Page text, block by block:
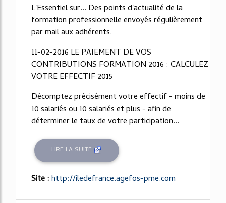
L'Essentiel sur... Des points d'actualité de la
formation professionnelle envoyés régulièrement
par mail aux adhérents.
11-02-2016 LE PAIEMENT DE VOS
CONTRIBUTIONS FORMATION 2016 : CALCULEZ
VOTRE EFFECTIF 2015
Décomptez précisément votre effectif - moins de
10 salariés ou 10 salariés et plus - afin de
déterminer le taux de votre participation...
LIRE LA SUITE
Site :http://iledefrance.agefos-pme.com